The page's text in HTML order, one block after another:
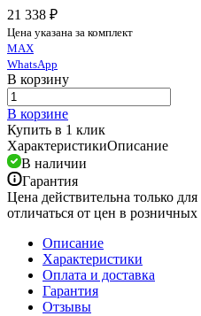
21 338 ₽
Цена указана за комплект
MAX
WhatsApp
В корзину
В корзине
Купить в 1 клик
ХарактеристикиОписание
В наличии
Гарантия
Цена действительна только
отличаться от цен в розничных
Описание
Характеристики
Оплата и доставка
Гарантия
Отзывы